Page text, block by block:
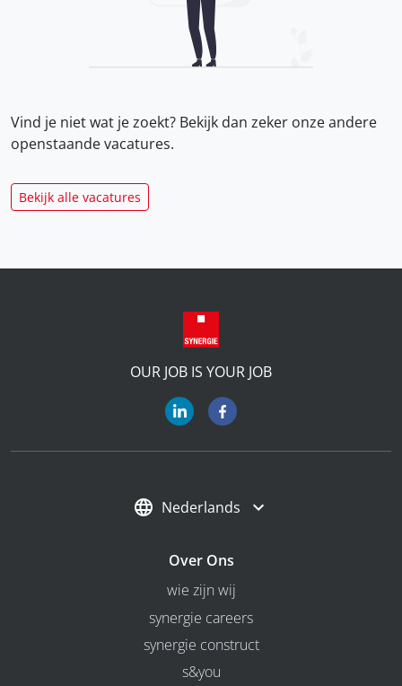
Vind je niet wat je zoekt? Bekijk dan zeker onzeandere
openstaande vacatures.
Bekijk alle vacatures
OUR JOB IS YOUR JOB
Nederlands
Over Ons
wie zijn wij
synergie careers
synergie construct
s&you